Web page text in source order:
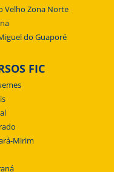
Velho Zona Norte
do Guaporé
FIC
Mirim